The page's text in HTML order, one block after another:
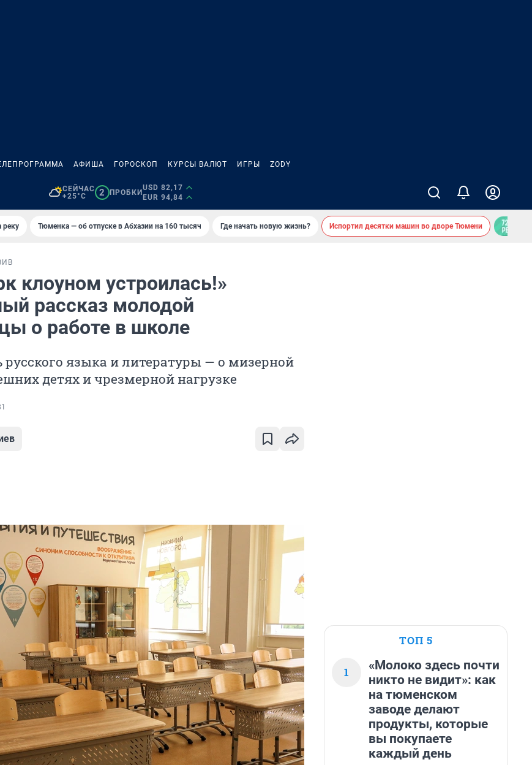
АФИША ГОРОСКОП КУРСЫ ВАЛЮТ ИГРЫ ZODY
СЕЙЧАС
+25°C
2 ПРОБКИ
USD 82,17
EUR 94,84
реку Тюменка — об отпуске в Абхазии на 160 тысяч Где начать новую жизнь? Испортил десятки машин во дворе Тюмени
клоуном устроилась!»
рассказ молодой
о работе в школе
русского языка и литературы — о мизерной
детях и чрезмерной нагрузке
ТОП 5
1
«Молоко здесь почти
никто не видит»: как
на тюменском
заводе делают
продукты, которые
вы покупаете
каждый день